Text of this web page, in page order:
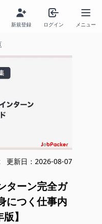
新規登録 ログイン メニュー
更新日： 2026-08-07
ターン完全ガ
につく仕事内
】